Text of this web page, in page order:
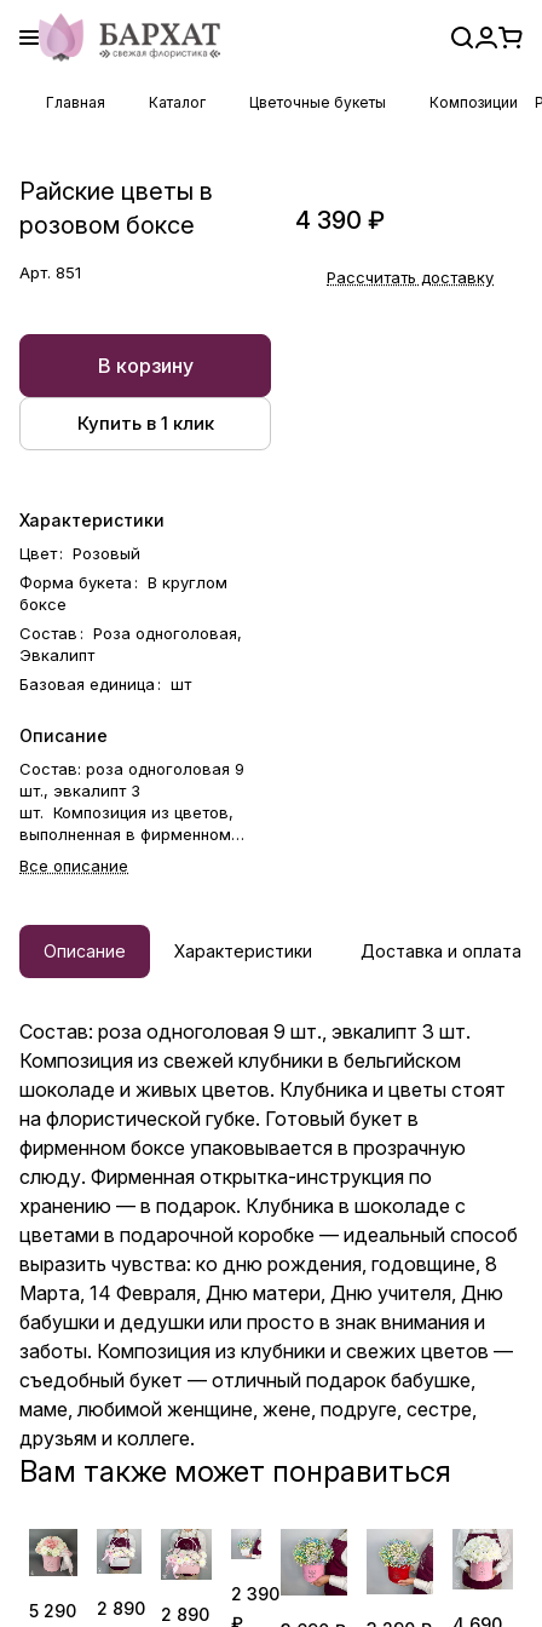
Главная Каталог Цветочные букеты Композиции
Райские цветы в
розовом боксе
Арт. 851
В корзину
Купить в 1 клик
Характеристики
Цвет: Розовый
Форма букета: В круглом
боксе
Состав: Роза одноголовая,
Эвкалипт
Базовая единица: шт
Описание
Состав: роза одноголовая 9
шт., эвкалипт 3
шт. Композиция из цветов,
выполненная в фирменном
флористической губке. Букет в
идеальный способ выразить
чувства: ко дню рождения,
годовщине, 8 Марта, 14
дедушки или просто в знак
внимания и заботы. Фирменная
открытка-инструкция по
хранению — в подарок. Цветы
в боксе — отличный подарок
бабушке, маме, любимой
женщине, жене, подруге,
сестре, друзьям и коллеге.
Все описание
4 390 ₽
Рассчитать доставку
Описание Характеристики Доставка и оплата
Состав: роза одноголовая 9 шт., эвкалипт 3 шт.
Композиция из свежей клубники в бельгийском
шоколаде и живых цветов. Клубника и цветы стоят
на флористической губке. Готовый букет в
фирменном боксе упаковывается в прозрачную
слюду. Фирменная открытка-инструкция по
хранению — в подарок. Клубника в шоколаде с
цветами в подарочной коробке — идеальный способ
выразить чувства: ко дню рождения, годовщине, 8
Марта, 14 Февраля, Дню матери, Дню учителя, Дню
бабушки и дедушки или просто в знак внимания и
заботы. Композиция из клубники и свежих цветов —
съедобный букет — отличный подарок бабушке,
маме, любимой женщине, жене, подруге, сестре,
друзьям и коллеге.
Вам также может понравиться
5 290
2 890
2 890
2 390